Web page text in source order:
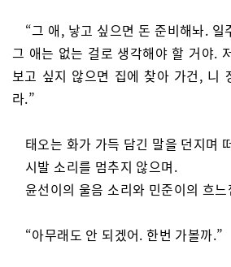
“그 애, 낳고 싶으면 돈 준비해놔. 일
그 애는 없는 걸로 생각해야 할 거야.
보고 싶지 않으면 집에 찾아 가건, 니
라.”
태오는 화가 가득 담긴 말을 던지며
시발 소리를 멈추지 않으며.
윤선이의 울음 소리와 민준이의 흐
“아무래도 안 되겠어. 한번 가볼까.”